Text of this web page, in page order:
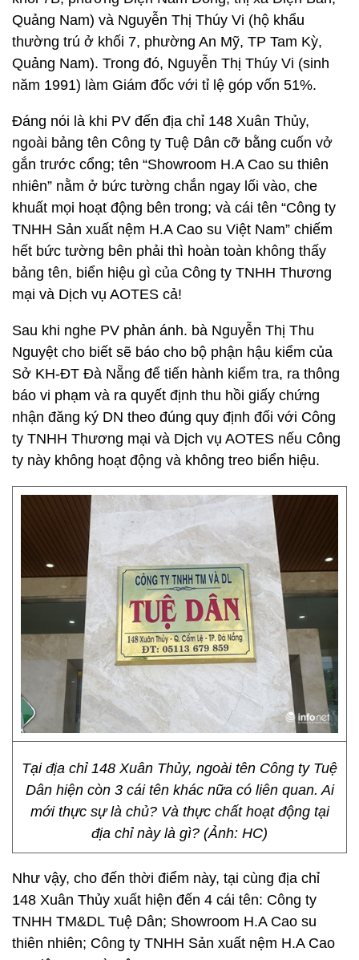
Quảng Nam) và Nguyễn Thị Thúy Vi (hộ khẩu
thường trú ở khối 7, phường An Mỹ, TP Tam Kỳ,
Quảng Nam). Trong đó, Nguyễn Thị Thúy Vi (sinh
năm 1991) làm Giám đốc với tỉ lệ góp vốn 51%.
Đáng nói là khi PV đến địa chỉ 148 Xuân Thủy,
ngoài bảng tên Công ty Tuệ Dân cỡ bằng cuốn vở
gắn trước cổng; tên “Showroom H.A Cao su thiên
nhiên” nằm ở bức tường chắn ngay lối vào, che
khuất mọi hoạt động bên trong; và cái tên “Công ty
TNHH Sản xuất nệm H.A Cao su Việt Nam” chiếm
hết bức tường bên phải thì hoàn toàn không thấy
bảng tên, biển hiệu gì của Công ty TNHH Thương
mại và Dịch vụ AOTES cả!
Sau khi nghe PV phản ánh. bà Nguyễn Thị Thu
Nguyệt cho biết sẽ báo cho bộ phận hậu kiểm của
Sở KH-ĐT Đà Nẵng để tiến hành kiểm tra, ra thông
báo vi phạm và ra quyết định thu hồi giấy chứng
nhận đăng ký DN theo đúng quy định đối với Công
ty TNHH Thương mại và Dịch vụ AOTES nếu Công
ty này không hoạt động và không treo biển hiệu.
Tại địa chỉ 148 Xuân Thủy, ngoài tên Công ty Tuệ
Dân hiện còn 3 cái tên khác nữa có liên quan. Ai
mới thực sự là chủ? Và thực chất hoạt động tại
địa chỉ này là gì? (Ảnh: HC)
Như vậy, cho đến thời điểm này, tại cùng địa chỉ
148 Xuân Thủy xuất hiện đến 4 cái tên: Công ty
TNHH TM&DL Tuệ Dân; Showroom H.A Cao su
thiên nhiên; Công ty TNHH Sản xuất nệm H.A Cao